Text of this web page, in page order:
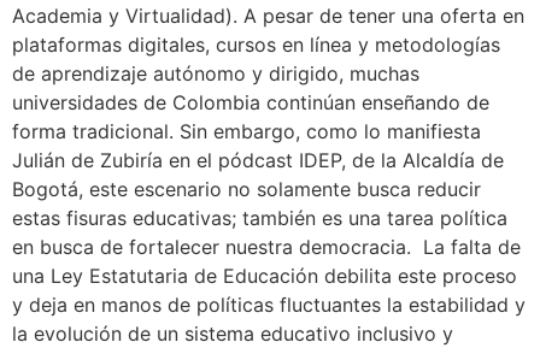
Academia y Virtualidad). A pesar de tener una oferta en
plataformas digitales, cursos en línea y metodologías
de aprendizaje autónomo y dirigido, muchas
universidades de Colombia continúan enseñando de
forma tradicional. Sin embargo, como lo manifiesta
Julián de Zubiría en el pódcast IDEP, de la Alcaldía de
Bogotá, este escenario no solamente busca reducir
estas fisuras educativas; también es una tarea política
en busca de fortalecer nuestra democracia. La falta de
una Ley Estatutaria de Educación debilita este proceso
y deja en manos de políticas fluctuantes la estabilidad y
la evolución de un sistema educativo inclusivo y